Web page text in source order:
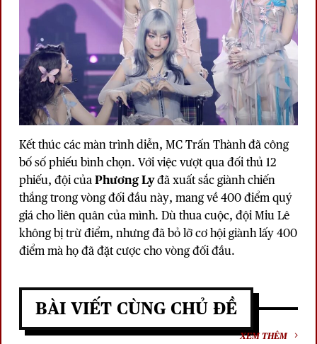
Kết thúc các màn trình diễn, MC Trấn Thành đã công
bố số phiếu bình chọn. Với việc vượt qua đối thủ 12
phiếu, đội củaPhương Lyđã xuất sắc giành chiến
thắng trong vòng đối đầu này, mang về 400 điểm quý
giá cho liên quân của mình. Dù thua cuộc, đội Miu Lê
không bị trừ điểm, nhưng đã bỏ lỡ cơ hội giành lấy 400
điểm mà họ đã đặt cược cho vòng đối đầu.
BÀI VIẾT CÙNG CHỦ ĐỀ
XEM THÊM